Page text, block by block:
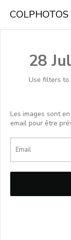
COLPHOTOS
28
Use filters to
Les images sont
email pour être